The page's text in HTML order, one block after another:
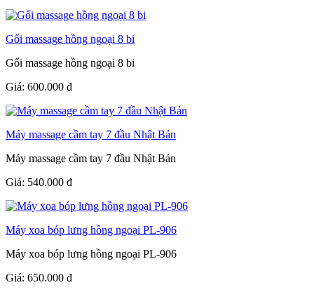
Gối massage hồng ngoại 8 bi
Gối massage hồng ngoại 8 bi
Giá: 600.000 đ
Máy massage cầm tay 7 đầu Nhật Bản
Máy massage cầm tay 7 đầu Nhật Bản
Giá: 540.000 đ
Máy xoa bóp lưng hồng ngoại PL-906
Máy xoa bóp lưng hồng ngoại PL-906
Giá: 650.000 đ